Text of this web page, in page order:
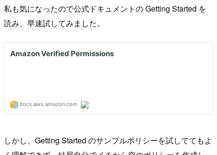
私も気になったので公式ドキュメントの Getting Started を
読み、早速試してみました。
しかし、Getting Started のサンプルポリシーを試しててもよ